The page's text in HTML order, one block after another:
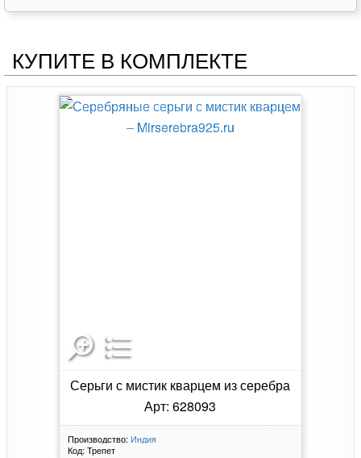
КУПИТЕ В КОМПЛЕКТЕ
Серьги с мистик кварцем из серебра
Арт: 628093
Производство: Индия
Код: Трепет